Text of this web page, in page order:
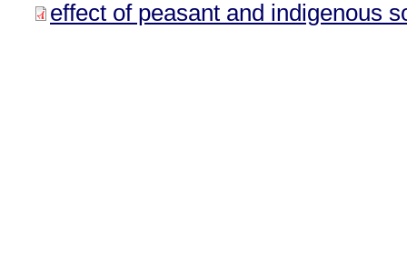
effect of peasant and indigenous